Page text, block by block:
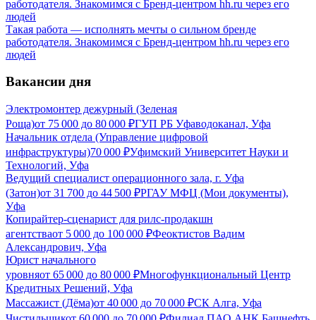
Такая работа — исполнять мечты о сильном бренде
работодателя. Знакомимся с Бренд-центром hh.ru через его
людей
Вакансии дня
Электромонтер дежурный (Зеленая
Роща)от 75 000 до 80 000 ₽ГУП РБ Уфаводоканал, Уфа
Начальник отдела (Управление цифровой
инфраструктуры)70 000 ₽Уфимский Университет Науки и
Технологий, Уфа
Ведущий специалист операционного зала, г. Уфа
(Затон)от 31 700 до 44 500 ₽РГАУ МФЦ (Мои документы),
Уфа
Копирайтер-сценарист для рилс-продакшн
агентстваот 5 000 до 100 000 ₽Феоктистов Вадим
Александрович, Уфа
Юрист начального
уровняот 65 000 до 80 000 ₽Многофункциональный Центр
Кредитных Решений, Уфа
Массажист (Дёма)от 40 000 до 70 000 ₽СК Алга, Уфа